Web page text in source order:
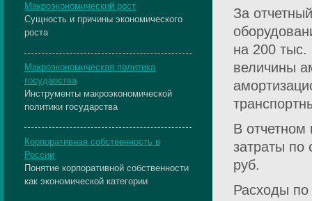
За
на 200 тыс.
величины
В отчетном
затраты по
руб.
Расходы по
Макроэкономический рост
Сущность и причины экономического
роста
Макроэкономическая политика
государства
Инструменты макроэкономической
политики государства
Корпоративная собственность в
России
Понятие корпоративной собственности
как экономической категории